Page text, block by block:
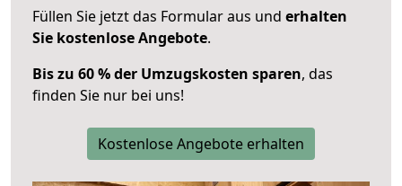
Füllen Sie jetzt das Formular aus und erhalten
Sie kostenlose Angebote.
Bis zu 60 % der Umzugskosten sparen, das
finden Sie nur bei uns!
Kostenlose Angebote erhalten